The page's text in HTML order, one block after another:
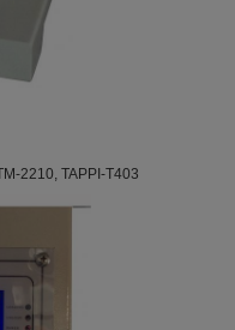
2210, TAPPI-T403